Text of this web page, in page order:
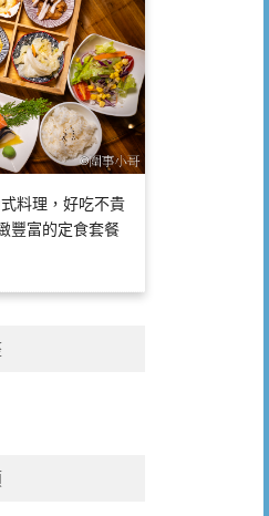
料理，好吃不貴
豐富的定食套餐